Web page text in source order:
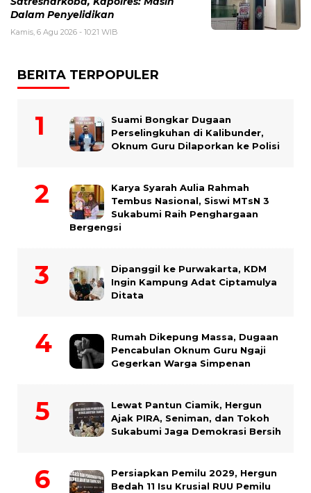
Dalam Penyelidikan
Kamis, 6 Agu 2026 - 10:21 WIB
BERITA TERPOPULER
Suami Bongkar Dugaan
Perselingkuhan di Kalibunder,
Oknum Guru Dilaporkan ke Polisi
Karya Syarah Aulia Rahmah
Tembus Nasional, Siswi MTsN 3
Sukabumi Raih Penghargaan
Bergengsi
Dipanggil ke Purwakarta, KDM
Ingin Kampung Adat Ciptamulya
Ditata
Rumah Dikepung Massa, Dugaan
Pencabulan Oknum Guru Ngaji
Gegerkan Warga Simpenan
Lewat Pantun Ciamik, Hergun
Ajak PIRA, Seniman, dan Tokoh
Sukabumi Jaga Demokrasi Bersih
Persiapkan Pemilu 2029, Hergun
Bedah 11 Isu Krusial RUU Pemilu